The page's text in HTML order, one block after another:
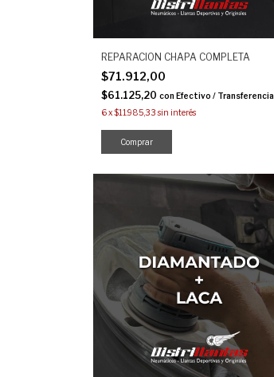
REPARACION CHAPA COMPLETA
$71.912,00
$61.125,20 con Efectivo / Transferencia
6x$11.985,33 sin interés
Comprar